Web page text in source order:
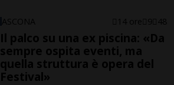
ASCONA 14 ore 9 48
Il palco su una ex piscina: «Da
sempre ospita eventi, ma
quella struttura è opera del
Festival»